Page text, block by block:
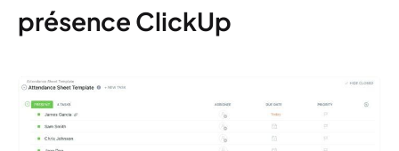
présence ClickUp